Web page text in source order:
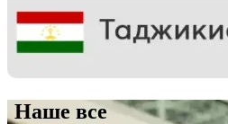
Наше все